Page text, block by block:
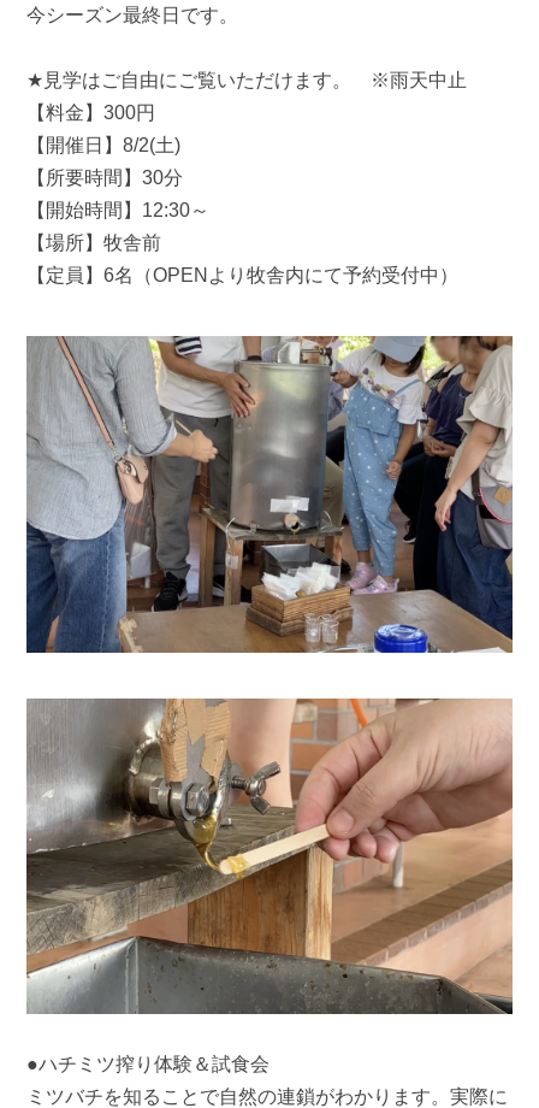
今シーズン最終日です。
★見学はご自由にご覧いただけます。 ※雨天中止
【料金】300円
【開催日】8/2(土)
【所要時間】30分
【開始時間】12:30～
【場所】牧舎前
【定員】6名（OPENより牧舎内にて予約受付中）
●ハチミツ搾り体験＆試食会
ミツバチを知ることで自然の連鎖がわかります。実際に